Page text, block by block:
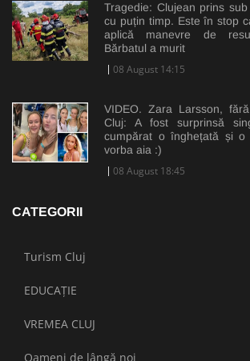
Tragedie: Clujean prins
cu puțin timp. Este în stop
aplică manevre de
Bărbatul a murit
08 August 14:15
VIDEO. Zara Larsson,
Cluj: A fost surprinsă
cumpărat o înghețată și
vorba aia :)
08 August 18:45
CATEGORII
Turism Cluj
EDUCAȚIE
VREMEA CLUJ
Oameni de lângă noi